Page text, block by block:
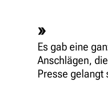
Es gab eine
Anschlägen,
Presse gelangt